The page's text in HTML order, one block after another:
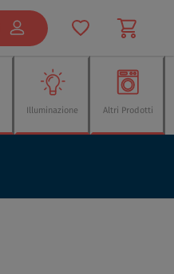
Illuminazione Altri Prodotti